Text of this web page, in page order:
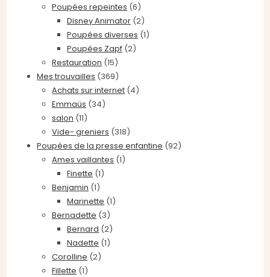
Poupées repeintes (6)
Disney Animator (2)
Poupées diverses (1)
Poupées Zapf (2)
Restauration (15)
Mes trouvailles (369)
Achats sur internet (4)
Emmaüs (34)
salon (11)
Vide- greniers (318)
Poupées de la presse enfantine (92)
Ames vaillantes (1)
Finette (1)
Benjamin (1)
Marinette (1)
Bernadette (3)
Bernard (2)
Nadette (1)
Corolline (2)
Fillette (1)